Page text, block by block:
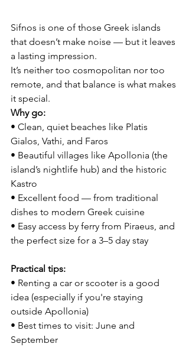
Sifnos is one of those Greek islands
that doesn’t make noise — but it leaves
a lasting impression.
It’s neither too cosmopolitan nor too
remote, and that balance is what makes
it special.
Why go:
• Clean, quiet beaches like Platis
Gialos, Vathi, and Faros
• Beautiful villages like Apollonia (the
island’s nightlife hub) and the historic
Kastro
• Excellent food — from traditional
dishes to modern Greek cuisine
• Easy access by ferry from Piraeus, and
the perfect size for a 3–5 day stay
Practical tips:
• Renting a car or scooter is a good
idea (especially if you're staying
outside Apollonia)
• Best times to visit: June and
September